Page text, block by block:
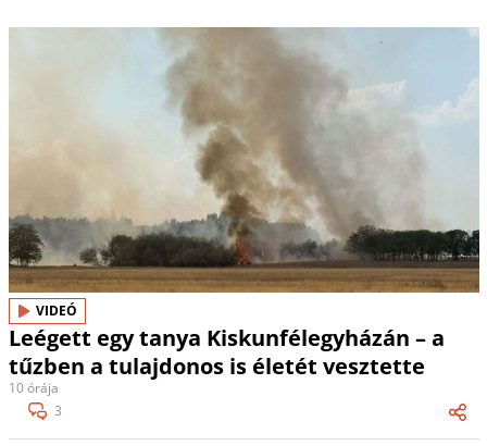
VIDEÓ
Leégett egy tanya Kiskunfélegyházán – a
tűzben a tulajdonos is életét vesztette
10 órája
3